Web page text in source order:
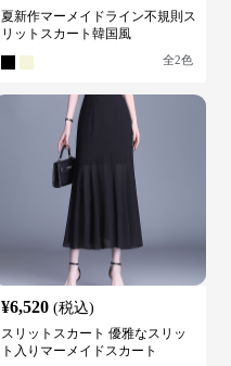
夏新作マーメイドライン不規則ス
リットスカート韓国風
全2色
¥6,520 (税込)
スリットスカート 優雅なスリッ
ト入りマーメイドスカート